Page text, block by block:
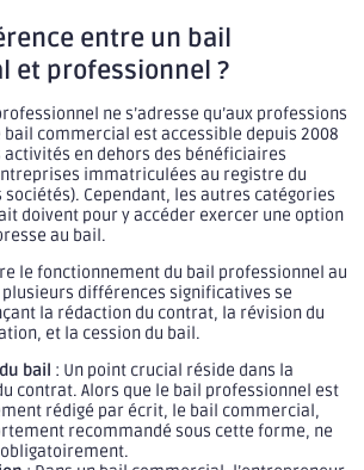
entre un bail
et professionnel ?
ne s’adresse qu’aux professions
commercial est accessible depuis 2008
activités en dehors des bénéficiaires
immatriculées au registre du
Cependant, les autres catégories
doivent pour y accéder exercer une option
au bail.
le fonctionnement du bail professionnel au
différences significatives se
la rédaction du contrat, la révision du
et la cession du bail.
bail : Un point crucial réside dans la
contrat. Alors que le bail professionnel est
rédigé par écrit, le bail commercial,
recommandé sous cette forme, ne
obligatoirement.